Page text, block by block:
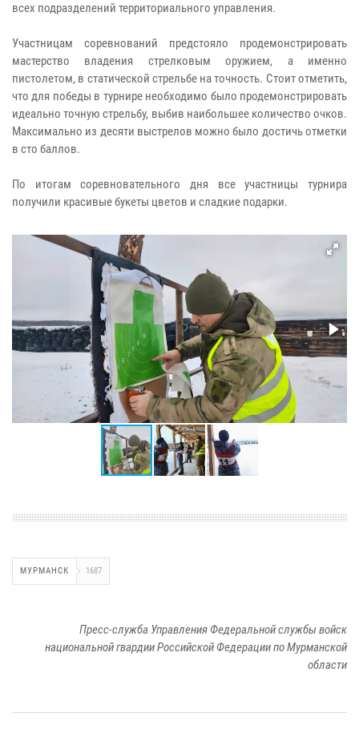
всех подразделений территориального управления.
Участницам соревнований предстояло продемонстрировать
мастерство владения стрелковым оружием, а именно
пистолетом, в статической стрельбе на точность. Стоит отметить,
что для победы в турнире необходимо было продемонстрировать
идеально точную стрельбу, выбив наибольшее количество очков.
Максимально из десяти выстрелов можно было достичь отметки
в сто баллов.
По итогам соревновательного дня все участницы турнира
получили красивые букеты цветов и сладкие подарки.
МУРМАНСК 1687
Пресс-служба Управления Федеральной службы войск
национальной гвардии Российской Федерации по Мурманской
области